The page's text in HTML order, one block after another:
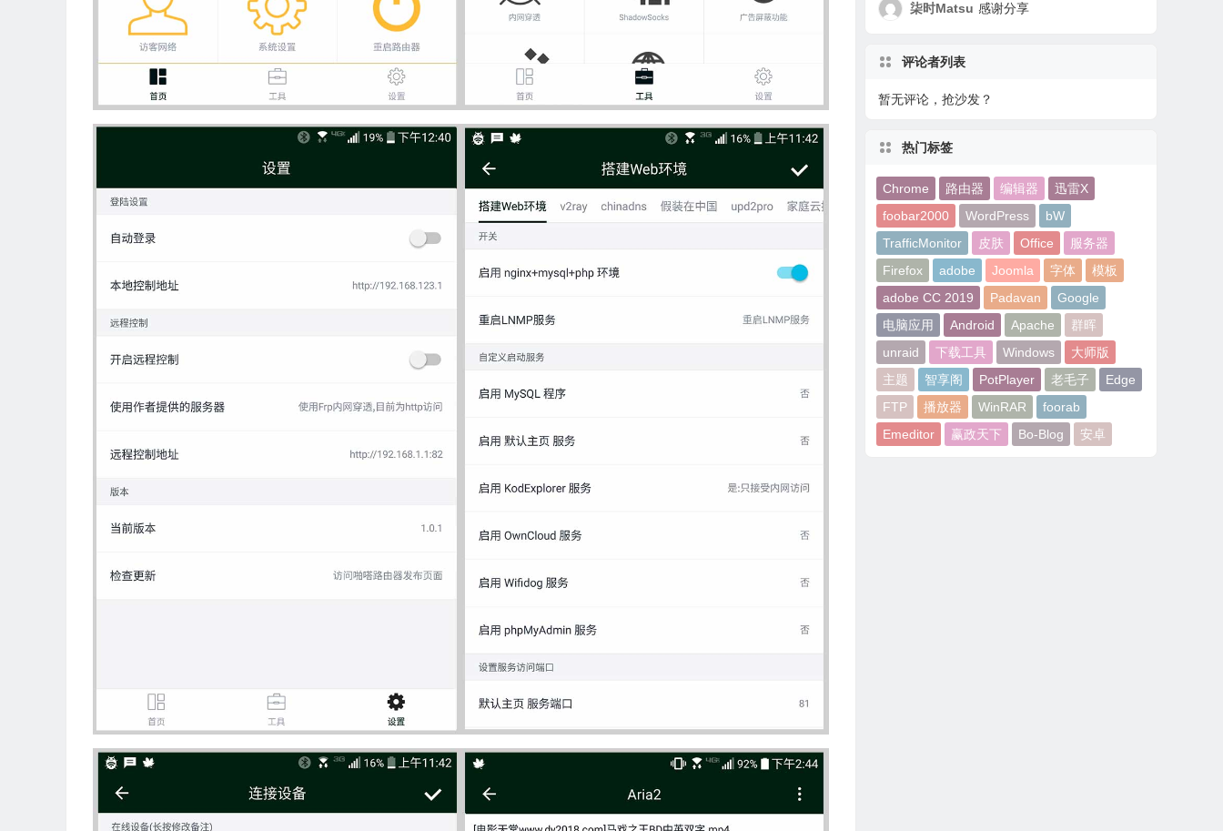
柒时matsu 感谢分享
评论者列表
暂无评论，抢沙发？
热门标签
Chrome 路由器 编辑器
迅雷X
foobar2000
WordPress
bW
TrafficMonitor
皮肤 Office
服务器
Firefox
adobe Joomla 字体
模板
adobe CC 2019
Padavan
Google
电脑应用
Android Apache
群晖
unraid
下载工具 Windows
大师版
主题
智享阁 PotPlayer 老毛子
Edge
FTP
播放器 WinRAR
foorab
Emeditor
赢政天下 Bo-Blog 安卓